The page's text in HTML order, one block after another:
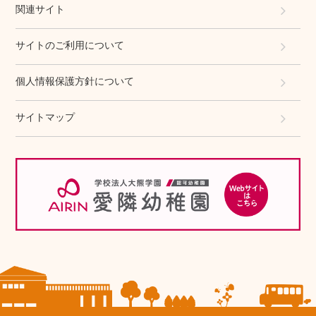
関連サイト
サイトのご利用について
個人情報保護方針について
サイトマップ